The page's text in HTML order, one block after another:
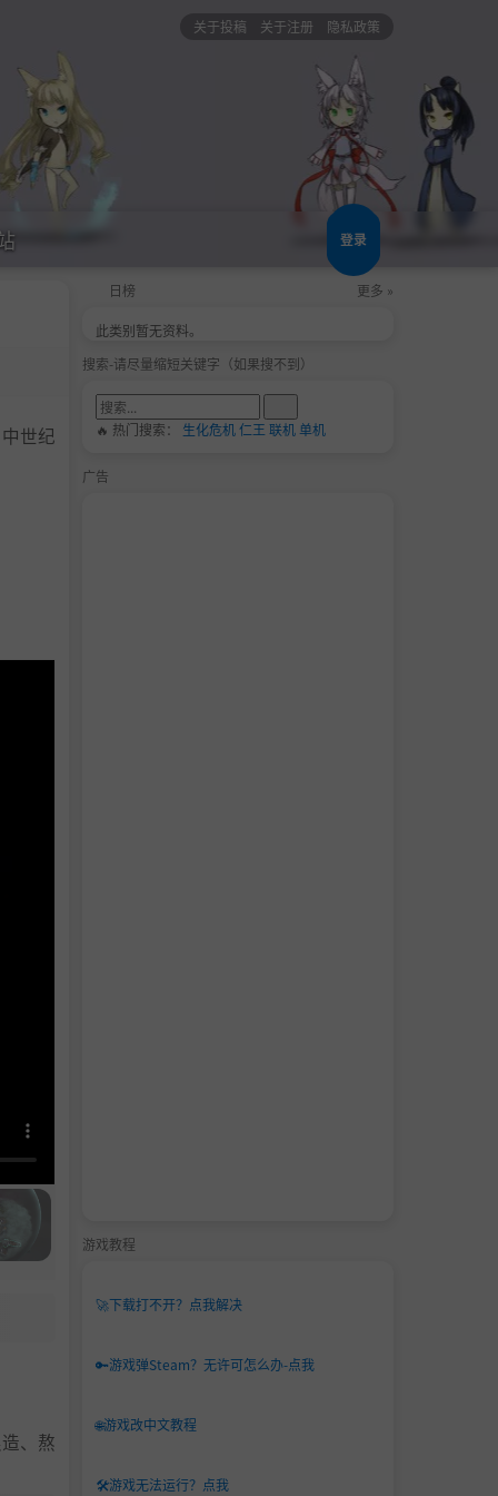
关于投稿 关于注册 隐私政策
登录
世纪
、熬
日榜 更多 »
此类别暂无资料。
搜索-请尽量缩短关键字（如果搜不到）
🔥 热门搜索： 生化危机仁王 联机单机
广告
游戏教程
🚀下载打不开？点我解决
🔑游戏弹Steam？无许可怎么办-点我
🌐游戏改中文教程
🛠️游戏无法运行？点我